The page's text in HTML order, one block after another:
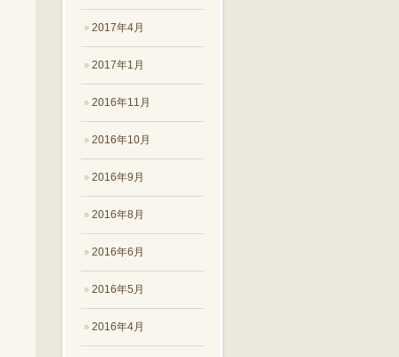
2017年4月
2017年1月
2016年11月
2016年10月
2016年9月
2016年8月
2016年6月
2016年5月
2016年4月